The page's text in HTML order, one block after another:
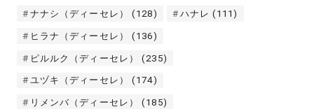
ナナシ（ディーセレ） (128) ハナレ (111)
ヒラナ（ディーセレ） (136)
ピルルク（ディーセレ） (235)
ユヅキ（ディーセレ） (174)
リメンバ（ディーセレ） (185)